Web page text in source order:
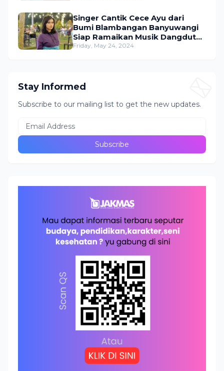
Singer Cantik Cece Ayu dari
Bumi Blambangan Banyuwangi
Siap Ramaikan Musik Dangdut
Indonesia
Friday, May 24, 2024
Stay Informed
Subscribe to our mailing list to get the new updates.